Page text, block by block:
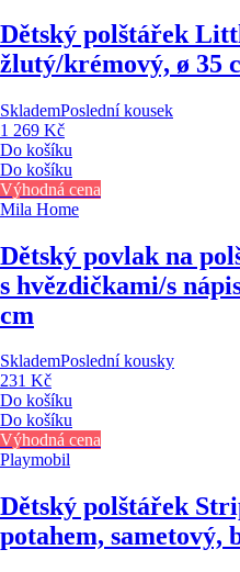
Dětský polštářek
žlutý/krémový, ø 35
SklademPoslední kousek
1 269 Kč
Do košíku
Do košíku
Výhodná cena
Mila Home
Dětský povlak na
s hvězdičkami/s
cm
SklademPoslední kousky
231 Kč
Do košíku
Do košíku
Výhodná cena
Playmobil
Dětský polštářek
potahem, sametový,